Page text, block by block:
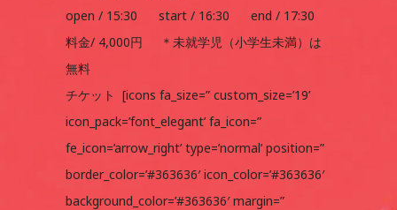
open / 15:30 start / 16:30 end / 17:30
料金/ 4,000円 ＊未就学児（小学生未満）は
無料
チケット [icons fa_size=” custom_size=’19’
icon_pack=’font_elegant’ fa_icon=”
fe_icon=’arrow_right’ type=’normal’ position=”
border_color=’#363636′ icon_color=’#363636′
background_color=’#363636′ margin=”